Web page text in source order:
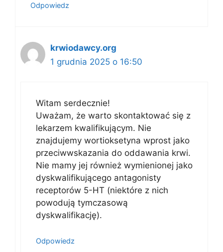
Odpowiedz
krwiodawcy.org
1 grudnia 2025 o 16:50
Witam serdecznie!
Uważam, że warto skontaktować się z
lekarzem kwalifikującym. Nie
znajdujemy wortioksetyna wprost jako
przeciwwskazania do oddawania krwi.
Nie mamy jej również wymienionej jako
dyskwalifikującego antagonisty
receptorów 5-HT (niektóre z nich
powodują tymczasową
dyskwalifikację).
Odpowiedz